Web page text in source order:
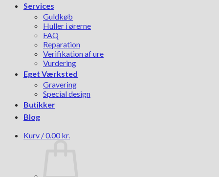
Services
Guldkøb
Huller i ørerne
FAQ
Reparation
Verifikation af ure
Vurdering
Eget Værksted
Gravering
Special design
Butikker
Blog
Kurv /0.00 kr.